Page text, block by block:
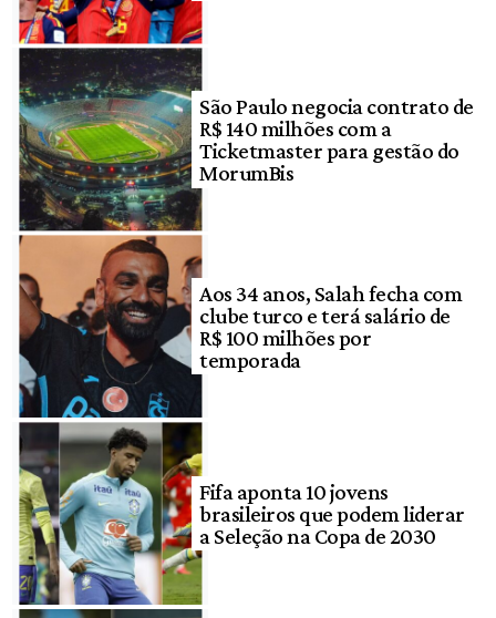
São Paulo negocia contrato de
R$ 140 milhões com a
Ticketmaster para gestão do
MorumBis
Aos 34 anos, Salah fecha com
clube turco e terá salário de
R$ 100 milhões por
temporada
Fifa aponta 10 jovens
brasileiros que podem liderar
a Seleção na Copa de 2030